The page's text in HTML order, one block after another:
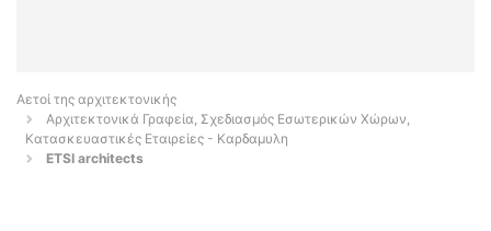
Αετοί της αρχιτεκτονικής
Αρχιτεκτονικά Γραφεία, Σχεδιασμός Εσωτερικών Χώρων,
Κατασκευαστικές Εταιρείες - Καρδαμυλη
ETSI architects